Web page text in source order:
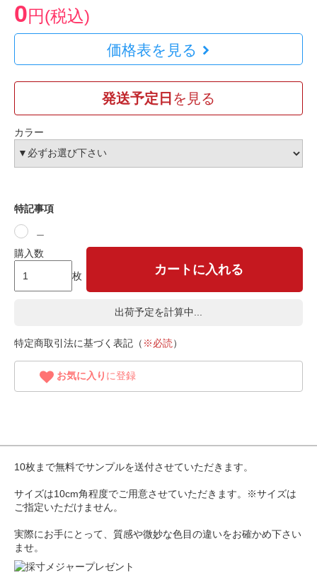
0円(税込)
価格表を見る
発送予定日 を見る
カラー
特記事項
購入数
枚
カートに入れる
出荷予定を計算中...
特定商取引法に基づく表記（ ※必読）
お気に入り に登録
10枚まで無料でサンプルを送付させていただきます。
サイズは10cm角程度でご用意させていただきます。※サイズは
ご指定いただけません。
実際にお手にとって、質感や微妙な色目の違いをお確かめ下さい
ませ。